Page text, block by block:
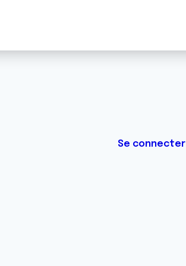
Se connecter